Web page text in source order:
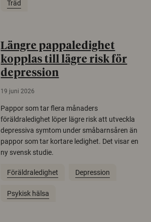
Träd
Längre pappaledighet
kopplas till lägre risk för
depression
19 juni 2026
Pappor som tar flera månaders
föräldraledighet löper lägre risk att utveckla
depressiva symtom under småbarnsåren än
pappor som tar kortare ledighet. Det visar en
ny svensk studie.
Föräldraledighet Depression
Psykisk hälsa